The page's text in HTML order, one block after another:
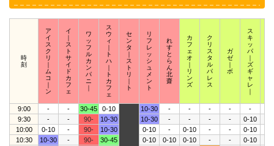
時
刻
ア
イ
ス
ク
リ
ム
コ
ン
イ
ス
ト
サ
イ
ド
カ
フ
ェ
ワ
ッ
フ
ル
カ
ン
パ
ニ
ス
ウ
ィ
ト
ハ
ト
カ
フ
ェ
セ
ン
タ
ス
ト
リ
ト
リ
フ
レ
ッ
シ
ュ
メ
ン
ト
れ
す
と
ら
ん
北
齋
カ
フ
ェ
オ
リ
ン
ズ
ク
リ
ス
タ
ル
パ
レ
ス
ガ
ゼ
ボ
ス
キ
ッ
パ
ズ
ギ
ャ
レ
9:00 - - 30-45 0-10 10-30 - - - - -
9:30
- - 90- 10-30 10-30 - - - - 0-10
10:00
0-10 - 90- 10-30 0-10 - 0-10 - - 0-10
10:30
10-30 - 90- 30-45 0-10 0-10 0-10 - - 0-10